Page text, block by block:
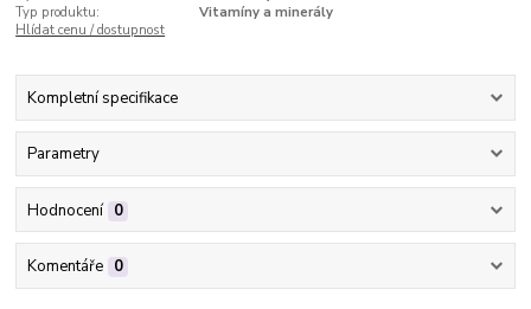
Typ produktu:
Vitamíny a minerály
Hlídat cenu / dostupnost
Kompletní specifikace
Parametry
Hodnocení 0
Komentáře 0